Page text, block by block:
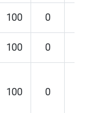
100 0
100 0
100 0